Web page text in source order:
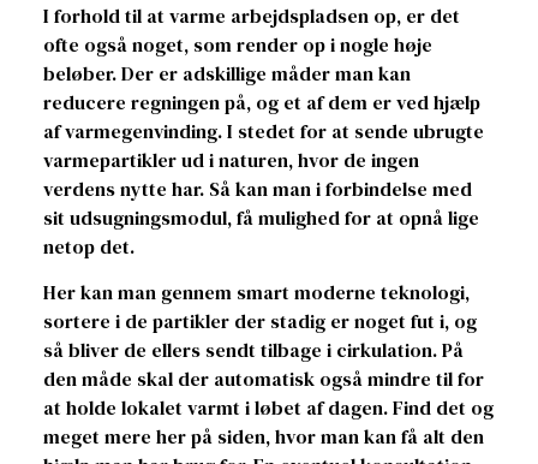
I forhold til at varme arbejdspladsen op, er det
ofte også noget, som render op i nogle høje
beløber. Der er adskillige måder man kan
reducere regningen på, og et af dem er ved hjælp
af varmegenvinding. I stedet for at sende ubrugte
varmepartikler ud i naturen, hvor de ingen
verdens nytte har. Så kan man i forbindelse med
sit udsugningsmodul, få mulighed for at opnå lige
netop det.
Her kan man gennem smart moderne teknologi,
sortere i de partikler der stadig er noget fut i, og
så bliver de ellers sendt tilbage i cirkulation. På
den måde skal der automatisk også mindre til for
at holde lokalet varmt i løbet af dagen. Find det og
meget mere her på siden, hvor man kan få alt den